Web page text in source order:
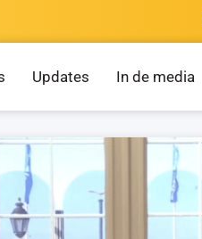
Updates In de media